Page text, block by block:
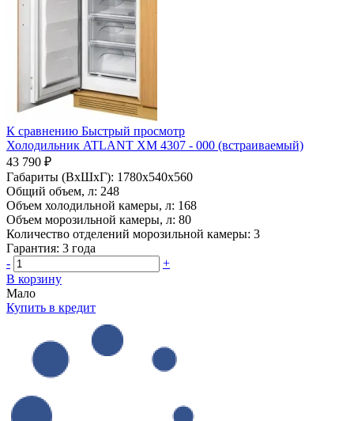
К сравнению Быстрый просмотр
Холодильник ATLANT ХМ 4307 - 000 (встраиваемый)
43 790 ₽
Габариты (ВхШхГ): 1780x540x560
Общий объем, л: 248
Объем холодильной камеры, л: 168
Объем морозильной камеры, л: 80
Количество отделений морозильной камеры: 3
Гарантия: 3 года
-
+
В корзину
Мало
Купить в кредит